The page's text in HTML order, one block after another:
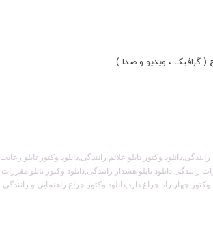
گرافیک ، ویدیو و صدا )
وکتور تابلو علائم رانندگی,دانلود وکتور تابلو رعایت
رانندگی,دانلود تابلو هشدار رانندگی,دانلود وکتور تابلو مقررات
وکتور چهار راه چراغ دارد,دانلود وکتور چراغ راهنمایی و رانندگی